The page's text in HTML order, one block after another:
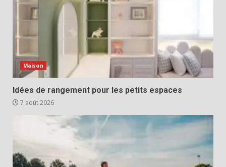
Maison
Idées de rangement pour les petits espaces
7 août 2026